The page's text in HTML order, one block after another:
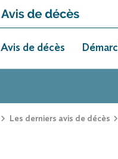
Avis de décès
Les derniers avis de décès